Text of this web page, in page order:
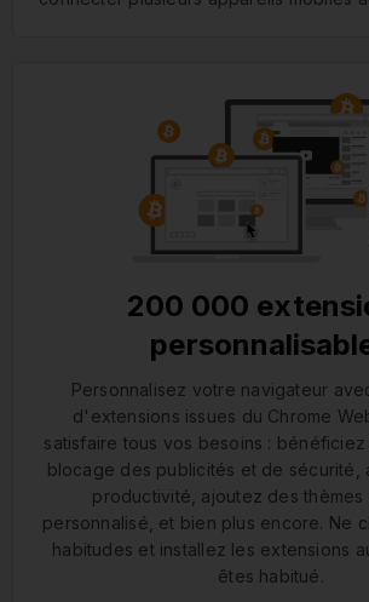
200 000
Personnalisez votre navigateur
d'extensions issues du Chrome
satisfaire tous vos besoins :
blocage des publicités et de sécurité,
productivité, ajoutez des thèmes
personnalisé, et bien plus encore. Ne
habitudes et installez les extensions
êtes habitué.